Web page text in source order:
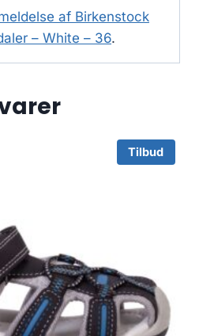
af Birkenstock
– White – 36.
Tilbud